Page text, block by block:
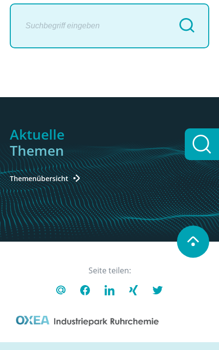
Aktuelle
Themen
Themenübersicht
Seite teilen: